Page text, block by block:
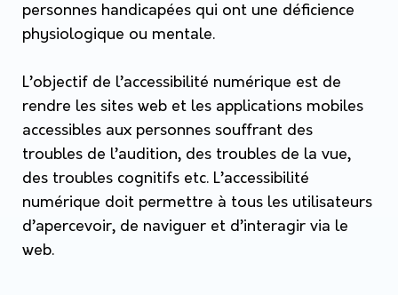
personnes handicapées qui ont une déficience
physiologique ou mentale.
L’objectif de l’accessibilité numérique est de
rendre les sites web et les applications mobiles
accessibles aux personnes souffrant des
troubles de l’audition, des troubles de la vue,
des troubles cognitifs etc. L’accessibilité
numérique doit permettre à tous les utilisateurs
d’apercevoir, de naviguer et d’interagir via le
web.